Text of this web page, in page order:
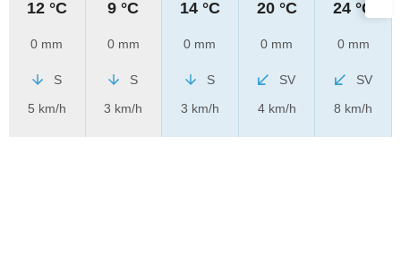
12 °C
0 mm
S
5 km/h
9 °C
0 mm
S
3 km/h
14 °C
0 mm
S
3 km/h
20 °C
0 mm
SV
4 km/h
24 °C
0 mm
SV
8 km/h